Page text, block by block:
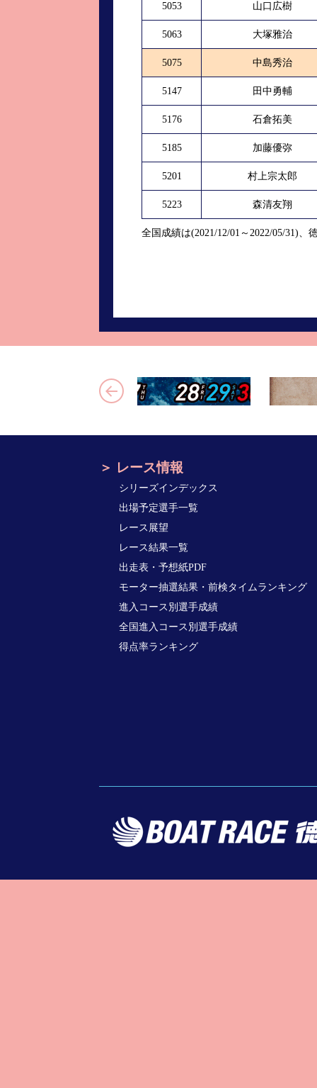
5053 山口広樹
5063 大塚雅治
5075 中島秀治
5147 田中勇輔
5176 石倉拓美
5185 加藤優弥
5201 村上宗太郎
5223 森清友翔
全国成績は(2021/12/01～2022/05/31)、
レース情報
シリーズインデックス
出場予定選手一覧
レース展望
レース結果一覧
出走表・予想紙PDF
モーター抽選結果・前検タイムランキング
進入コース別選手成績
全国進入コース別選手成績
得点率ランキング